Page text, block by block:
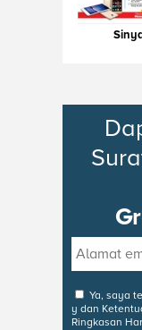
Ya, saya
y dan
Ringkasan